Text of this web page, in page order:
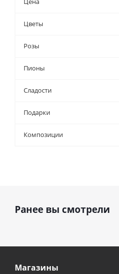
Цветы
Розы
Пионы
Сладости
Подарки
Композиции
Ранее вы смотрели
Магазины